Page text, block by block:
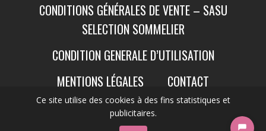
Ce site utilise des cookies à des fins statistiques et
publicitaires.
CONDITIONS GÉNÉRALES DE VENTE – SASU
SELECTION SOMMELIER
CONDITION GENERALE D’UTILISATION
MENTIONS LÉGALES
CONTACT